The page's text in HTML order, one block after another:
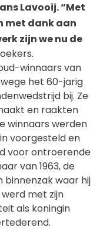
Lavooij. “Met
met dank aan
zijn we nu de
winnaars van
het 60-jarig
bij. Ze
en raakten
winnaars werden
voorgesteld en
voor ontroerende
van 1963, de
binnenzak waar hij
met zijn
als koningin